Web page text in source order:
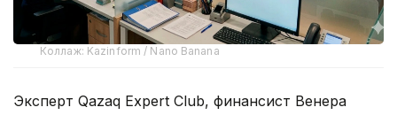
Коллаж: Kazinform / Nano Banana
Эксперт Qazaq Expert Club, финансист Венера